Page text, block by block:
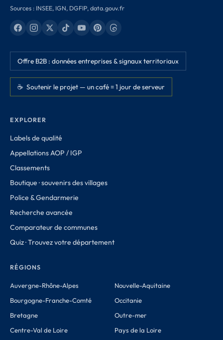
Sources : INSEE, IGN, DGFIP, data.gouv.fr
Offre B2B : données entreprises & signaux territoriaux
☕ Soutenir le projet — un café = 1 jour de serveur
EXPLORER
Labels de qualité
Appellations AOP / IGP
Classements
Boutique · souvenirs des villages
Police & Gendarmerie
Recherche avancée
Comparateur de communes
Quiz · Trouvez votre département
RÉGIONS
Auvergne-Rhône-Alpes
Bourgogne-Franche-Comté
Bretagne
Centre-Val de Loire
Nouvelle-Aquitaine
Occitanie
Outre-mer
Pays de la Loire